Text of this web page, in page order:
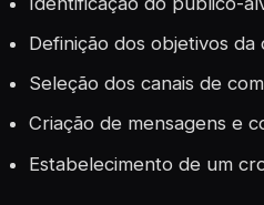
Definição dos objetivos da
Seleção dos canais de
Criação de mensagens e
Estabelecimento de um